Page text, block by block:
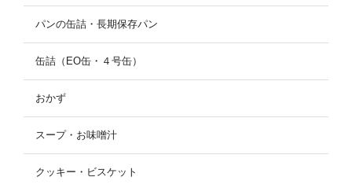
パンの缶詰・長期保存パン
缶詰（EO缶・４号缶）
おかず
スープ・お味噌汁
クッキー・ビスケット